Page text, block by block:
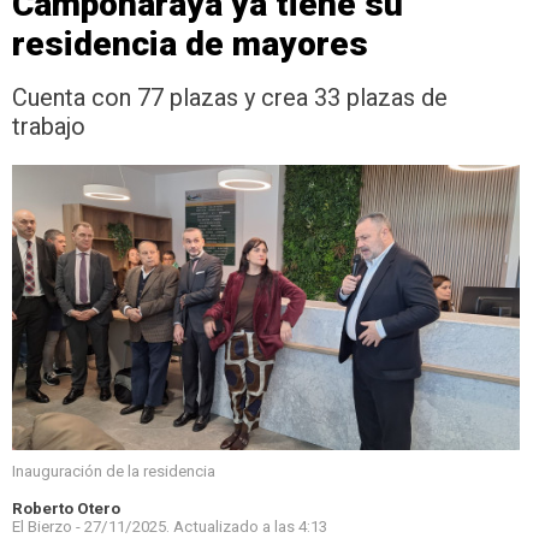
residencia de mayores
Cuenta con 77 plazas y crea 33 plazas de
trabajo
Inauguración de la residencia
Roberto Otero
El Bierzo - 27/11/2025. Actualizado a las 4:13